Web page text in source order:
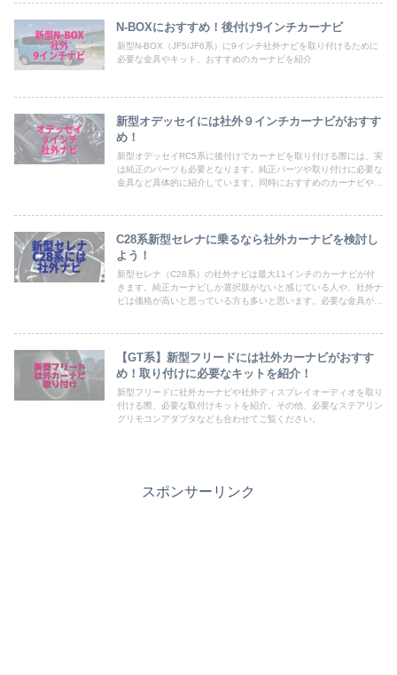
N-BOXにおすすめ！後付け9インチカーナビ
新型N-BOX（JF5/JF6系）に9インチ社外ナビを取り付けるために
必要な金具やキット、おすすめのカーナビを紹介
新型オデッセイには社外９インチカーナビがおすす
め！
新型オデッセイRC5系に後付けでカーナビを取り付ける際には、実
は純正のパーツも必要となります。純正パーツや取り付けに必要な
金具など具体的に紹介しています。同時におすすめのカーナビやオ
C28系新型セレナに乗るなら社外カーナビを検討し
よう！
新型セレナ（C28系）の社外ナビは最大11インチのカーナビが付
きます。純正カーナビしか選択肢がないと感じている人や、社外ナ
ビは価格が高いと思っている方も多いと思います。必要な金具が何
【GT系】新型フリードには社外カーナビがおすす
め！取り付けに必要なキットを紹介！
新型フリードに社外カーナビや社外ディスプレイオーディオを取り
付ける際、必要な取付けキットを紹介。その他、必要なステアリン
グリモコンアダプタなども合わせてご覧ください。
スポンサーリンク